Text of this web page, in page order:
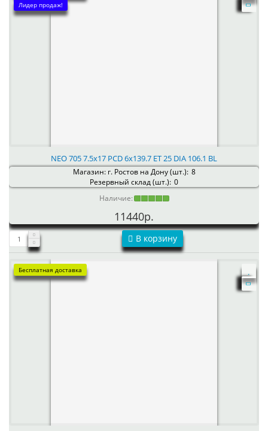
Лидер продаж!
NEO 705 7.5x17 PCD 6x139.7 ET 25 DIA 106.1 BL
Магазин: г. Ростов на Дону (шт.): 8
Резервный склад (шт.): 0
Наличие:
11440р.
В корзину
Бесплатная доставка